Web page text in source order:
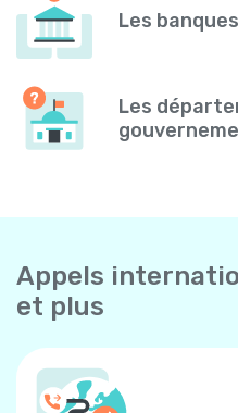
Les banques
Les
Appels
et plus